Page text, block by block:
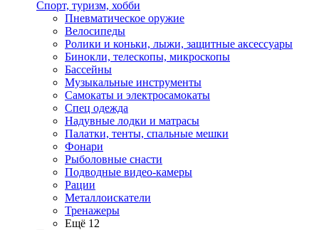
Спорт, туризм, хобби
Пневматическое оружие
Велосипеды
Ролики и коньки, лыжи, защитные аксессуары
Бинокли, телескопы, микроскопы
Бассейны
Музыкальные инструменты
Самокаты и электросамокаты
Спец одежда
Надувные лодки и матрасы
Палатки, тенты, спальные мешки
Фонари
Рыболовные снасти
Подводные видео-камеры
Рации
Металлоискатели
Тренажеры
Ещё 12